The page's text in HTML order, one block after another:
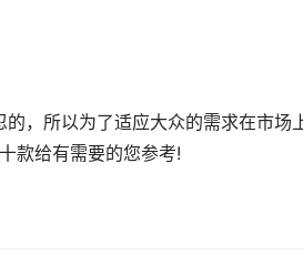
，所以为了适应大众的需求在市场
款给有需要的您参考!